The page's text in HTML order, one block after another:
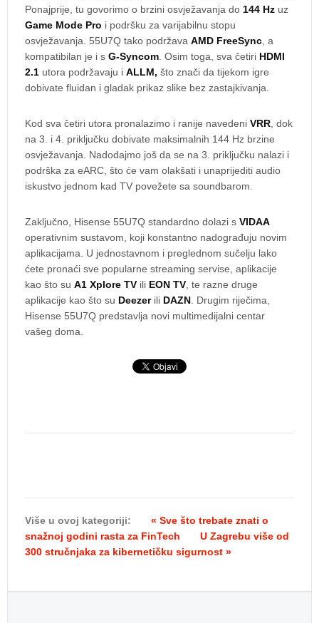
Ponajprije, tu govorimo o brzini osvježavanja do 144 Hz uz
Game Mode Pro i podršku za varijabilnu stopu
osvježavanja. 55U7Q tako podržava AMD FreeSync , a
kompatibilan je i s G-Syncom . Osim toga, sva četiri HDMI
2.1 utora podržavaju i ALLM, što znači da tijekom igre
dobivate fluidan i gladak prikaz slike bez zastajkivanja.
Kod sva četiri utora pronalazimo i ranije navedeni VRR , dok
na 3. i 4. priključku dobivate maksimalnih 144 Hz brzine
osvježavanja. Nadodajmo još da se na 3. priključku nalazi i
podrška za eARC, što će vam olakšati i unaprijediti audio
iskustvo jednom kad TV povežete sa soundbarom.
Zaključno, Hisense 55U7Q standardno dolazi s VIDAA
operativnim sustavom, koji konstantno nadograđuju novim
aplikacijama. U jednostavnom i preglednom sučelju lako
ćete pronaći sve popularne streaming servise, aplikacije
kao što su A1 Xplore TV ili EON TV , te razne druge
aplikacije kao što su Deezerili DAZN . Drugim riječima,
Hisense 55U7Q predstavlja novi multimedijalni centar
vašeg doma.
Više u ovoj kategoriji:
« Sve što trebate znati o
snažnoj godini rasta za FinTech
U Zagrebu više od
300 stručnjaka za kibernetičku sigurnost »